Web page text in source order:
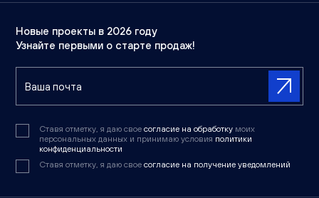
Новые проекты в 2026 году
Узнайте первыми о старте продаж!
Ставя отметку, я даю свое согласие на обработку моих
персональных данных и принимаю условия политики
конфиденциальности
Ставя отметку, я даю свое согласие на получение уведомлений